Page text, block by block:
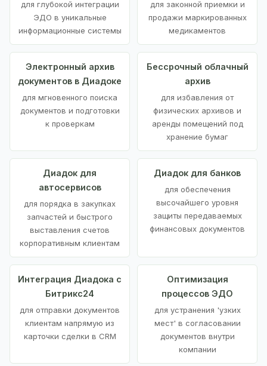
для глубокой интеграции
ЭДО в уникальные
информационные системы
для законной приемки и
продажи маркированных
медикаментов
Электронный архив
документов в Диадоке
для мгновенного поиска
документов и подготовки
к проверкам
Бессрочный облачный
архив
для избавления от
физических архивов и
аренды помещений под
хранение бумаг
Диадок для
автосервисов
для порядка в закупках
запчастей и быстрого
выставления счетов
корпоративным клиентам
Диадок для банков
для обеспечения
высочайшего уровня
защиты передаваемых
финансовых документов
Интеграция Диадока с
Битрикс24
для отправки документов
клиентам напрямую из
карточки сделки в CRM
Оптимизация
процессов ЭДО
для устранения 'узких
мест' в согласовании
документов внутри
компании